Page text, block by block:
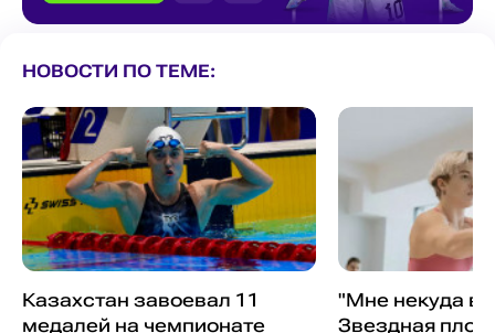
НОВОСТИ ПО ТЕМЕ:
Казахстан завоевал 11
медалей на чемпионате
"Мне некуда
Звездная